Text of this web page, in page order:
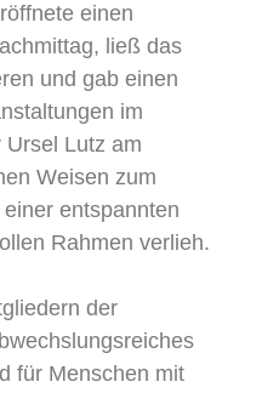
einen
ließ das
und gab einen
im
Ursel Lutz am
Weisen zum
entspannten
Rahmen verlieh.
der
für Menschen mit